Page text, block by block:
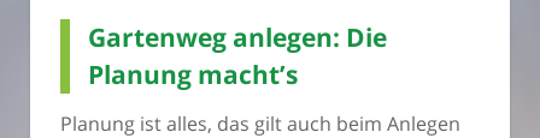
Gartenweg anlegen: Die
Planung macht’s
Planung ist alles, das gilt auch beim Anlegen